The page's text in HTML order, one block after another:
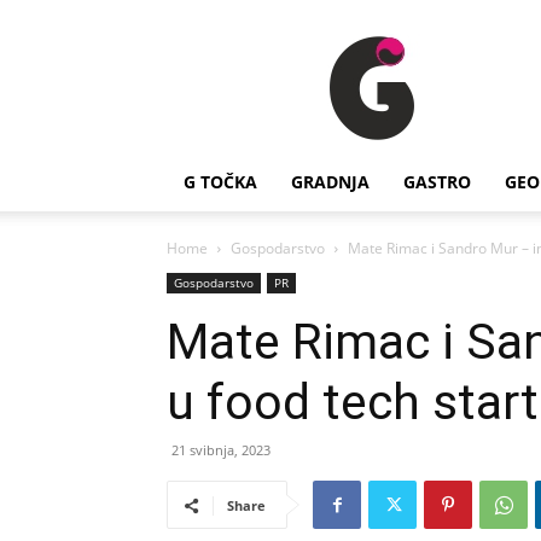
G
Točka
G TOČKA GRADNJA GASTRO GEO
Home Gospodarstvo Mate Rimac i Sandro Mur –
Gospodarstvo PR
Mate Rimac i
u food tech
21 svibnja, 2023
Share